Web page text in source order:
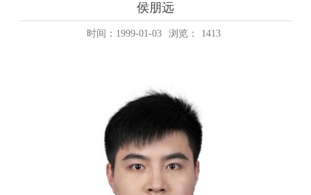
侯朋远
时间：1999-01-03 浏览： 1413